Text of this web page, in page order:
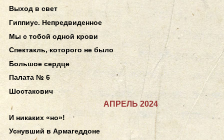
Выход в свет
Гиппиус. Непредвиденное
Мы с тобой одной крови
Спектакль, которого не было
Большое сердце
Палата № 6
Шостакович
АПРЕЛЬ 2024
И никаких «но»!
Уснувший в Армагеддоне